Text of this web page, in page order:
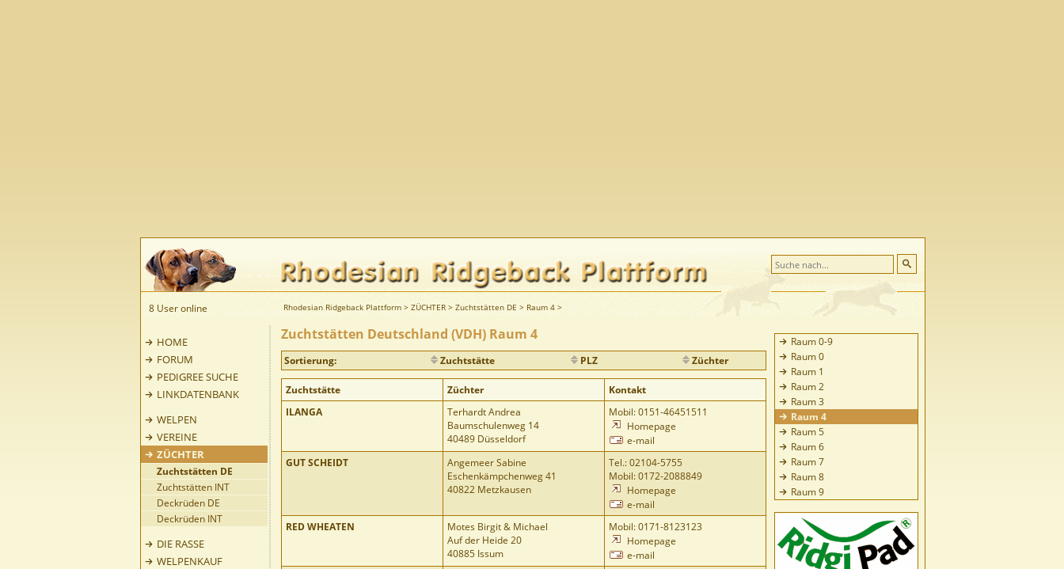
8 User online Rhodesian Ridgeback Plattform > ZÜCHTER > Zuchtstätten DE > Raum 4 >
HOME
FORUM
PEDIGREE SUCHE
LINKDATENBANK
WELPEN
VEREINE
ZÜCHTER
Zuchtstätten DE
Zuchtstätten INT
Deckrüden DE
Deckrüden INT
DIE RASSE
WELPENKAUF
Raum 0-9
Raum 0
Raum 1
Raum 2
Raum 3
Raum 4
Raum 5
Raum 6
Raum 7
Raum 8
Raum 9
Zuchtstätten Deutschland (VDH) Raum 4
Sortierung: Zuchtstätte PLZ Züchter
Zuchtstätte Züchter
Kontakt
ILANGA
Terhardt Andrea
Baumschulenweg 14
40489 Düsseldorf
Mobil: 0151-46451511
Homepage
e-mail
GUT SCHEIDT
Angemeer Sabine
Eschenkämpchenweg 41
40822 Metzkausen
Tel.: 02104-5755
Mobil: 0172-2088849
Homepage
e-mail
RED WHEATEN
Motes Birgit & Michael
Auf der Heide 20
40885 Issum
Mobil: 0171-8123123
Homepage
e-mail